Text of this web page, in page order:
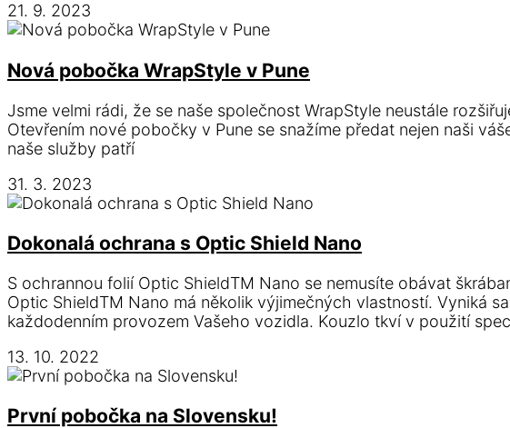
21. 9. 2023
Nová pobočka WrapStyle v Pune
Jsme velmi rádi, že se naše společnost WrapStyle neustále
Otevřením nové pobočky v Pune se snažíme předat nejen naši
naše služby patří
31. 3. 2023
Dokonalá ochrana s Optic Shield Nano
S ochrannou folií Optic ShieldTM Nano se nemusíte obávat
Optic ShieldTM Nano má několik výjimečných vlastností. Vyniká
každodenním provozem Vašeho vozidla. Kouzlo tkví v použití
13. 10. 2022
První pobočka na Slovensku!